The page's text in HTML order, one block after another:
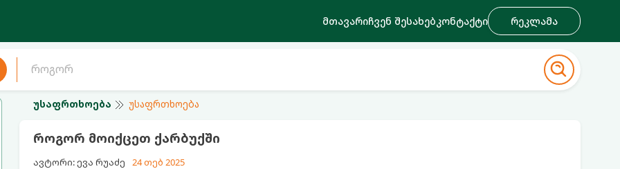
მთავარიჩვენ შესახებკონტაქტი რეკლამა
უსაფრთხოება უსაფრთხოება
როგორ მოიქცეთ ქარბუქში
ავტორი: ევა რუაძე 24 თებ 2025